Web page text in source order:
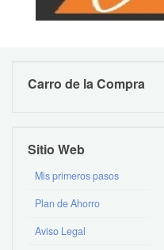
Carro de la Compra
Sitio Web
Mis primeros pasos
Plan de Ahorro
Aviso Legal